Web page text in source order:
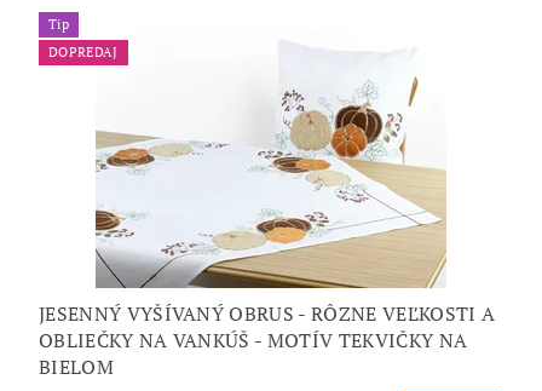
Tip
DOPREDAJ
JESENNÝ VYŠÍVANÝ OBRUS - RÔZNE VEĽKOSTI A
OBLIEČKY NA VANKÚŠ - MOTÍV TEKVIČKY NA
BIELOM